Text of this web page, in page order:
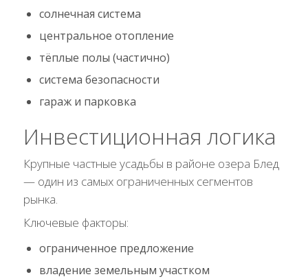
солнечная система
центральное отопление
тёплые полы (частично)
система безопасности
гараж и парковка
Инвестиционная логика
Крупные частные усадьбы в районе озера Блед
— один из самых ограниченных сегментов
рынка.
Ключевые факторы:
ограниченное предложение
владение земельным участком